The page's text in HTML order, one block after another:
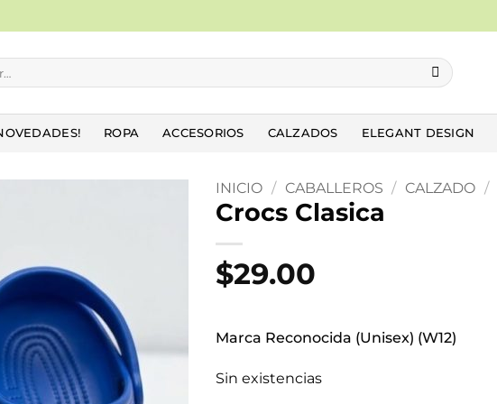
ROPA ACCESORIOS CALZADOS ELEGANT DESIGN
INICIO / CABALLEROS / CALZADO /
Crocs Clasica
$29.00
Marca Reconocida (Unisex) (W12)
Sin existencias